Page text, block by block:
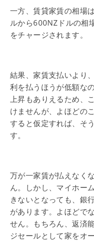
一方、賃貸家賃の相場
ルから600NZドルの相
をチャージされます。
結果、家賃支払いより
利を払うほうが低額な
上昇もありえるため、
けませんが、よほどの
すると仮定すれば、そ
す。
万が一家賃が払えなく
ん。しかし、マイホー
きないとなっても、銀
があります。よほどで
せん。もちろん、返済
ジセールとして家をオ